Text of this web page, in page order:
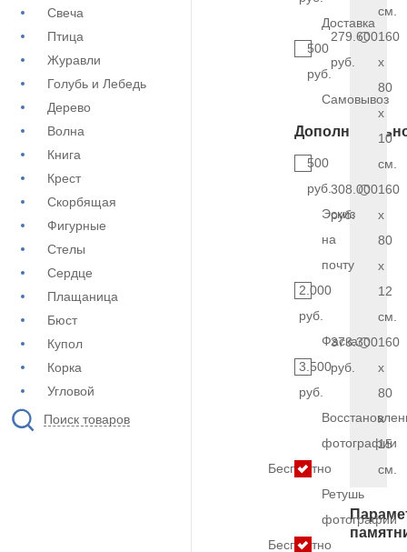
Свеча
Птица
Журавли
Голубь и Лебедь
Дерево
Волна
Книга
Крест
Скорбящая
Фигурные
Стелы
Сердце
Плащаница
Бюст
Купол
Корка
Угловой
Поиск товаров
Доставка
500
руб.
Самовывоз
500
руб.
Эскиз
на
почту
2.000
руб.
Фаска
3.500
руб.
фотографии
Бесплатно
Ретушь
фотографии
Бесплатно
см.
279.600
руб.
160
x
80
x
10
см.
308.000
руб.
160
x
80
x
12
см.
373.300
руб.
160
x
80
x
15
см.